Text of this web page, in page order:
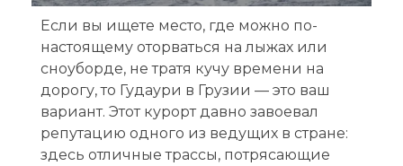
с
е
т
у
р
Если вы ищете место, где можно по-
настоящему оторваться на лыжах или
сноуборде, не тратя кучу времени на
дорогу, то Гудаури в Грузии — это ваш
вариант. Этот курорт давно завоевал
репутацию одного из ведущих в стране:
здесь отличные трассы, потрясающие